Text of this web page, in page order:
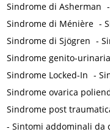
Sindrome di Asherman
Sindrome di Ménière -
Sindrome di Sjögren -
Sindrome genito-
Sindrome Locked-In -
Sindrome ovarica
Sindrome post
-Sintomi addominali da